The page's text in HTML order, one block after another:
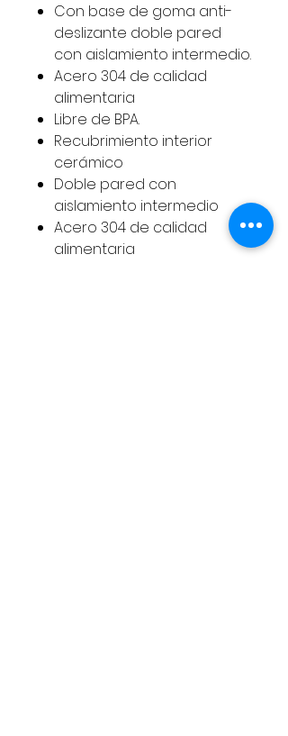
Con base de goma anti-
deslizante doble pared
con aislamiento intermedio.
Acero 304 de calidad
alimentaria
Libre de BPA.
Recubrimiento interior
cerámico
Doble pared con
aislamiento intermedio
Acero 304 de calidad
alimentaria